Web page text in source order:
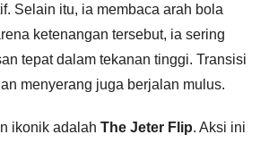
Selain itu, ia membaca arah bola
ketenangan tersebut, ia sering
tepat dalam tekanan tinggi. Transisi
menyerang juga berjalan mulus.
ikonik adalah The Jeter Flip. Aksi ini